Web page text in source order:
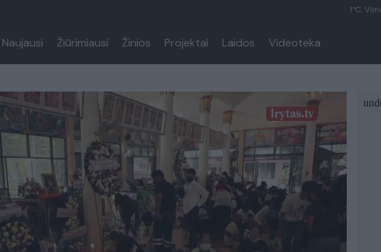
1°C,
Naujausi Žiūrimiausi Žinios Projektai Laidos Videoteka